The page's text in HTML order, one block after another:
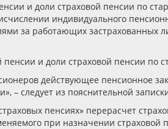
и доли страховой пенсии по
индивидуального
за работающих
и доли страховой пенсии по
действующее пенсионное
– следует из пояснительной
пенсиях» перерасчет
при назначении страховой